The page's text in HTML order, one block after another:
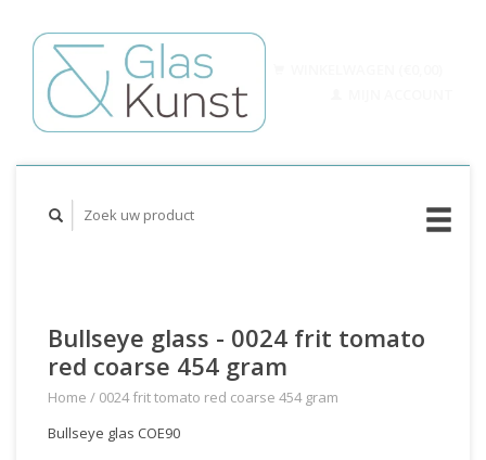
Bullseye glass - 0024 frit tomato
red coarse 454 gram
Home / 0024 frit tomato red coarse 454 gram
Bullseye glas COE90